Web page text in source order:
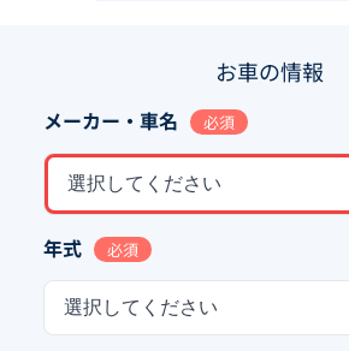
お車の情報
メーカー・車名 必須
選択してください
年式 必須
選択してください